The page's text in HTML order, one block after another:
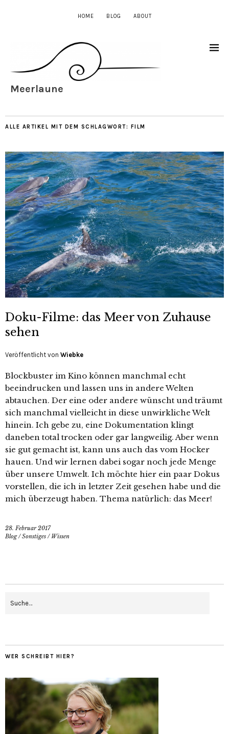
HOME BLOG ABOUT
Meerlaune
ALLE ARTIKEL MIT DEM SCHLAGWORT: FILM
Doku-Filme: das Meer von Zuhause
sehen
Veröffentlicht von Wiebke
Blockbuster im Kino können manchmal echt
beeindrucken und lassen uns in andere Welten
abtauchen. Der eine oder andere wünscht und träumt
sich manchmal vielleicht in diese unwirkliche Welt
hinein. Ich gebe zu, eine Dokumentation klingt
daneben total trocken oder gar langweilig. Aber wenn
sie gut gemacht ist, kann uns auch das vom Hocker
hauen. Und wir lernen dabei sogar noch jede Menge
über unsere Umwelt. Ich möchte hier ein paar Dokus
vorstellen, die ich in letzter Zeit gesehen habe und die
mich überzeugt haben. Thema natürlich: das Meer!
28. Februar 2017
Blog/Sonstiges / Wissen
WER SCHREIBT HIER?